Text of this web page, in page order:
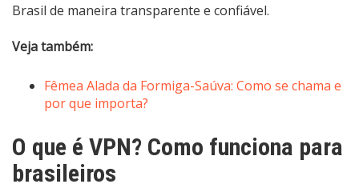
Brasil de maneira transparente e confiável.
Veja também:
Fêmea Alada da Formiga-Saúva: Como se chama e
por que importa?
O que é VPN? Como funciona para
brasileiros